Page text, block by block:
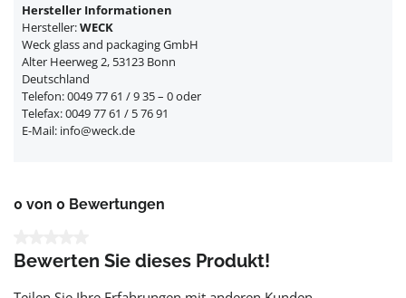
Hersteller Informationen
Hersteller:WECK
Weck glass and packaging GmbH
Alter Heerweg 2, 53123 Bonn
Deutschland
Telefon: 0049 77 61 / 9 35 – 0 oder
Telefax: 0049 77 61 / 5 76 91
E-Mail: info@weck.de
0 von 0 Bewertungen
Bewerten Sie dieses Produkt!